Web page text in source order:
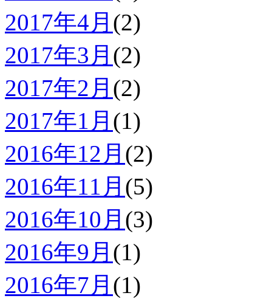
2017年4月 (2)
2017年3月 (2)
2017年2月 (2)
2017年1月 (1)
2016年12月 (2)
2016年11月 (5)
2016年10月 (3)
2016年9月 (1)
2016年7月 (1)